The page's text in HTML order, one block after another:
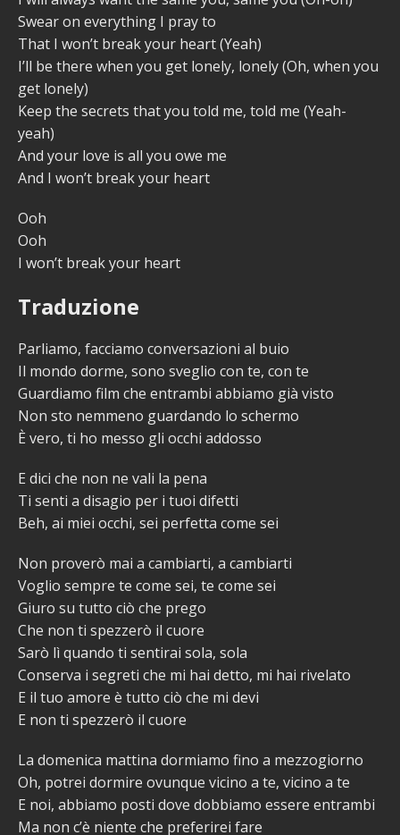
Swear on everything I pray to
That I won’t break your heart (Yeah)
I’ll be there when you get lonely, lonely (Oh, when you
get lonely)
Keep the secrets that you told me, told me (Yeah-
yeah)
And your love is all you owe me
And I won’t break your heart
Ooh
Ooh
I won’t break your heart
Traduzione
Parliamo, facciamo conversazioni al buio
Il mondo dorme, sono sveglio con te, con te
Guardiamo film che entrambi abbiamo già visto
Non sto nemmeno guardando lo schermo
È vero, ti ho messo gli occhi addosso
E dici che non ne vali la pena
Ti senti a disagio per i tuoi difetti
Beh, ai miei occhi, sei perfetta come sei
Non proverò mai a cambiarti, a cambiarti
Voglio sempre te come sei, te come sei
Giuro su tutto ciò che prego
Che non ti spezzerò il cuore
Sarò lì quando ti sentirai sola, sola
Conserva i segreti che mi hai detto, mi hai rivelato
E il tuo amore è tutto ciò che mi devi
E non ti spezzerò il cuore
La domenica mattina dormiamo fino a mezzogiorno
Oh, potrei dormire ovunque vicino a te, vicino a te
E noi, abbiamo posti dove dobbiamo essere entrambi
Ma non c’è niente che preferirei fare